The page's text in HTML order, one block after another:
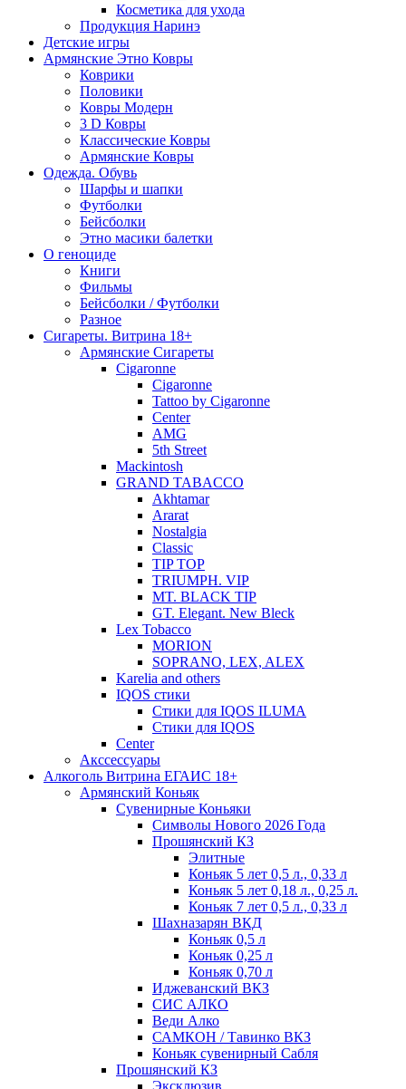
Косметика для ухода
Продукция Наринэ
Детские игры
Армянские Этно Ковры
Коврики
Половики
Ковры Модерн
3 D Ковры
Классические Ковры
Армянские Ковры
Одежда. Обувь
Шарфы и шапки
Футболки
Бейсболки
Этно масики балетки
О геноциде
Книги
Фильмы
Бейсболки / Футболки
Разное
Сигареты. Витрина 18+
Армянские Сигареты
Cigaronne
Cigaronne
Tattoo by Cigaronne
Center
AMG
5th Street
Mackintosh
GRAND TABACCO
Akhtamar
Ararat
Nostalgia
Classic
TIP TOP
TRIUMPH. VIP
MT. BLACK TIP
GT. Elegant. New Bleck
Lex Tobacco
MORION
SOPRANO, LEX, ALEX
Karelia and others
IQOS стики
Стики для IQOS ILUMA
Стики для IQOS
Сenter
Акссессуары
Алкоголь Витрина ЕГАИС 18+
Армянский Коньяк
Сувенирные Коньяки
Символы Нового 2026 Года
Прошянский КЗ
Элитные
Коньяк 5 лет 0,5 л., 0,33 л
Коньяк 5 лет 0,18 л., 0,25 л.
Коньяк 7 лет 0,5 л., 0,33 л
Шахназарян ВКД
Коньяк 0,5 л
Коньяк 0,25 л
Коньяк 0,70 л
Иджеванский ВКЗ
СИС АЛКО
Веди Алко
САМКОН / Тавинко ВКЗ
Коньяк сувенирный Сабля
Прошянский КЗ
Эксклюзив